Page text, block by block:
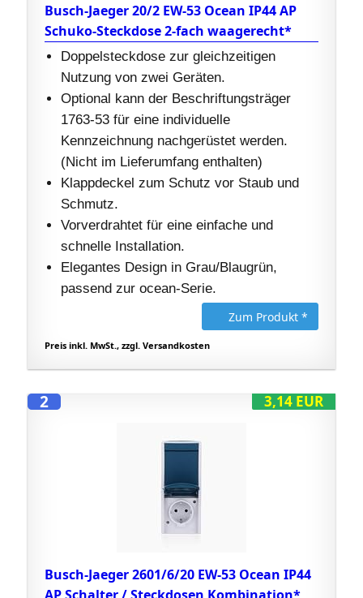
Busch-Jaeger 20/2 EW-53 Ocean IP44 AP
Schuko-Steckdose 2-fach waagerecht*
Doppelsteckdose zur gleichzeitigen
Nutzung von zwei Geräten.
Optional kann der Beschriftungsträger
1763-53 für eine individuelle
Kennzeichnung nachgerüstet werden.
(Nicht im Lieferumfang enthalten)
Klappdeckel zum Schutz vor Staub und
Schmutz.
Vorverdrahtet für eine einfache und
schnelle Installation.
Elegantes Design in Grau/Blaugrün,
passend zur ocean-Serie.
Zum Produkt *
Preis inkl. MwSt., zzgl. Versandkosten
3,14 EUR
2
Busch-Jaeger 2601/6/20 EW-53 Ocean IP44